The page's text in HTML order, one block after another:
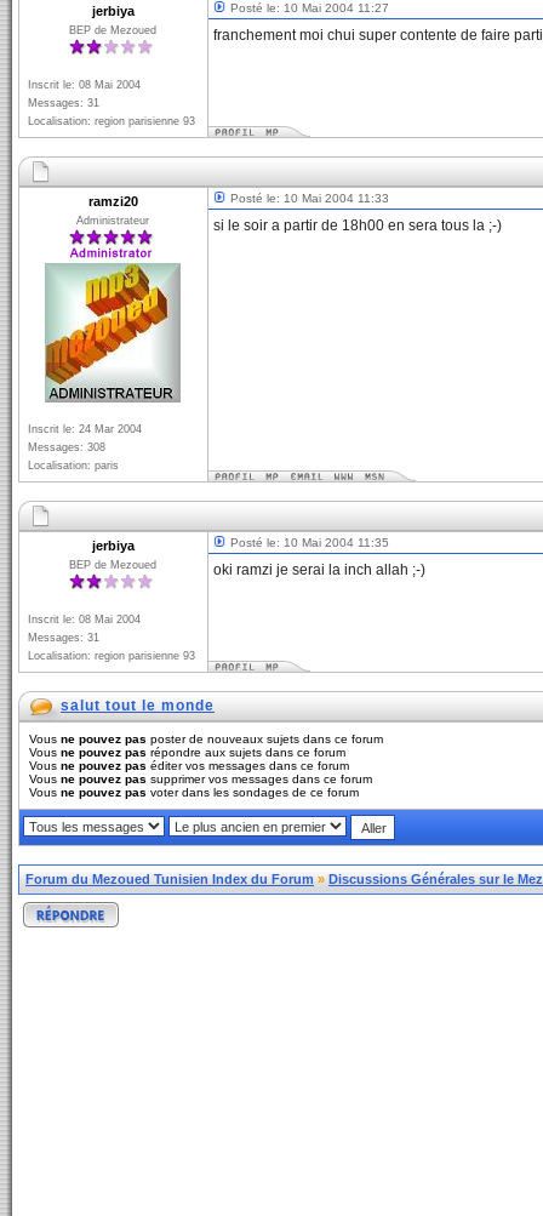
jerbiya
BEP de Mezoued
Inscrit le: 08 Mai 2004
Messages: 31
Localisation: region parisienne 93
Posté le: 10 Mai 2004 11:27
franchement moi chui super contente de faire
ramzi20
Administrateur
Inscrit le: 24 Mar 2004
Messages: 308
Localisation: paris
Posté le: 10 Mai 2004 11:33
si le soir a partir de 18h00 en sera tous la ;-)
jerbiya
BEP de Mezoued
Inscrit le: 08 Mai 2004
Messages: 31
Localisation: region parisienne 93
Posté le: 10 Mai 2004 11:35
oki ramzi je serai la inch allah ;-)
salut tout le monde
Vous ne pouvez pas poster de nouveaux sujets dans ce forum
Vous ne pouvez pas répondre aux sujets dans ce forum
Vous ne pouvez pas éditer vos messages dans ce forum
Vous ne pouvez pas supprimer vos messages dans ce forum
Vous ne pouvez pas voter dans les sondages de ce forum
Forum du Mezoued Tunisien Index du Forum » Discussions Générales sur le